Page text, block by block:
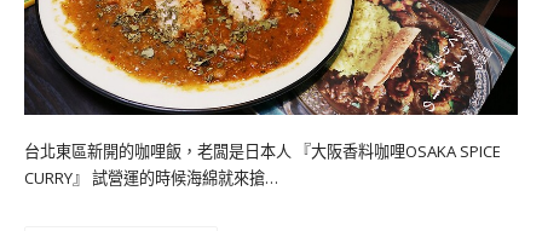
台北東區新開的咖哩飯，老闆是日本人 『大阪香料咖哩OSAKA SPICE
CURRY』 試營運的時候海綿就來搶…